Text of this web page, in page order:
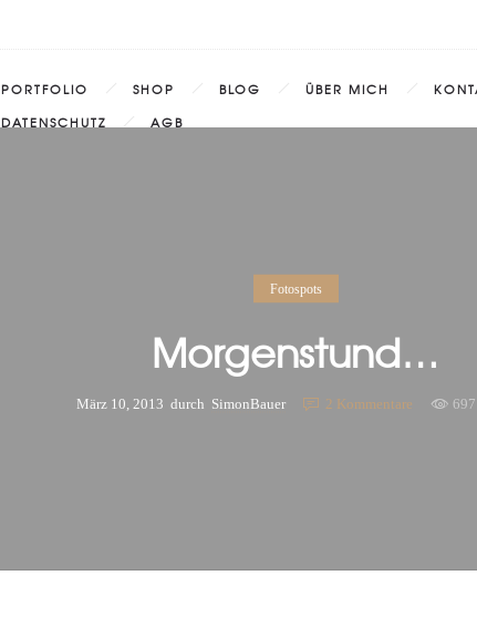
PORTFOLIO SHOP BLOG ÜBER MICH
DATENSCHUTZ
AGB
Fotospots
Morgenstund…
März 10, 2013 durch SimonBauer 2 Kommentare